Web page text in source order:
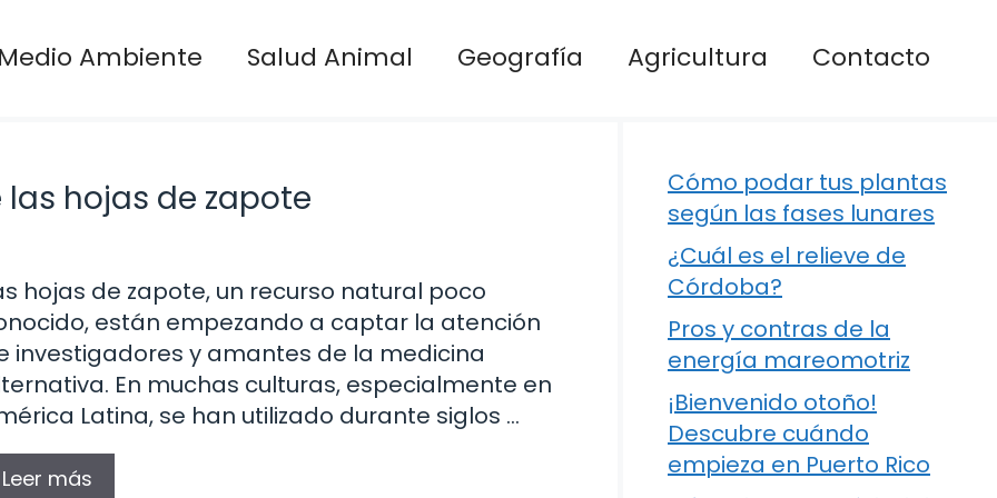
Medio Ambiente Salud Animal Geografía Agricultura Contacto
hojas de zapote
hojas de zapote, un recurso natural poco
están empezando a captar la atención
investigadores y amantes de la medicina
En muchas culturas, especialmente en
Latina, se han utilizado durante siglos …
Leer más
Cómo podar tus plantas
según las fases lunares
¿Cuál es el relieve de
Córdoba?
Pros y contras de la
energía mareomotriz
¡Bienvenido otoño!
Descubre cuándo
empieza en Puerto Rico